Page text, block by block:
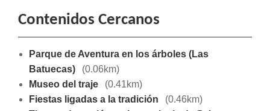
Contenidos Cercanos
Parque de Aventura en los árboles (Las
Batuecas)
(0.06km)
Museo del traje
(0.41km)
Fiestas ligadas a la tradición
(0.46km)